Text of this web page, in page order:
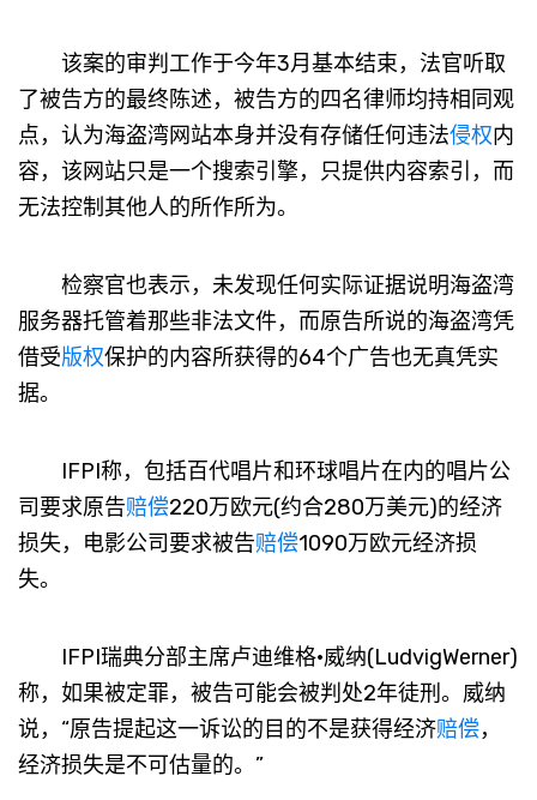
该案的审判工作于今年3月基本结束，法官听取
了被告方的最终陈述，被告方的四名律师均持相同观
点，认为海盗湾网站本身并没有存储任何违法侵权内
容，该网站只是一个搜索引擎，只提供内容索引，而
无法控制其他人的所作所为。
检察官也表示，未发现任何实际证据说明海盗湾
服务器托管着那些非法文件，而原告所说的海盗湾凭
借受版权保护的内容所获得的64个广告也无真凭实
据。
IFPI称，包括百代唱片和环球唱片在内的唱片公
司要求原告赔偿220万欧元(约合280万美元)的经济
损失，电影公司要求被告赔偿1090万欧元经济损
失。
IFPI瑞典分部主席卢迪维格·威纳(LudvigWerner)
称，如果被定罪，被告可能会被判处2年徒刑。威纳
说，“原告提起这一诉讼的目的不是获得经济赔偿，
经济损失是不可估量的。”